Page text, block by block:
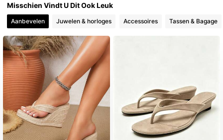
Misschien Vindt U Dit Ook Leuk
Aanbevelen Juwelen & horloges Accessoires Tassen & Bagage